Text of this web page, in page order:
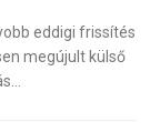
eddigi frissítés
megújult külső